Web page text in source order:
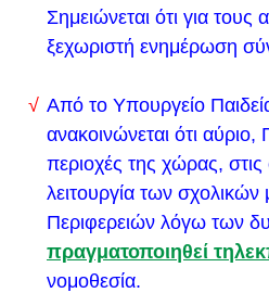
Δείτε εδώ το νέο
Τρίτη 23/10/2023
Δείτε εδώ το νέο
Τρίτη 10/10/2023
Ενημέρωση για νέο
Μουσικών Σπουδών των
(Α.Ε.Ι.) από τις
Δείτε εδώ το νέο
Σημειώνεται ότι για
ξεχωριστή ενημέρωση
Από το Υπουργείο
ανακοινώνεται ότι
περιοχές της χώρας,
λειτουργία των
Περιφερειών λόγω των
πραγματοποιηθεί
νομοθεσία.